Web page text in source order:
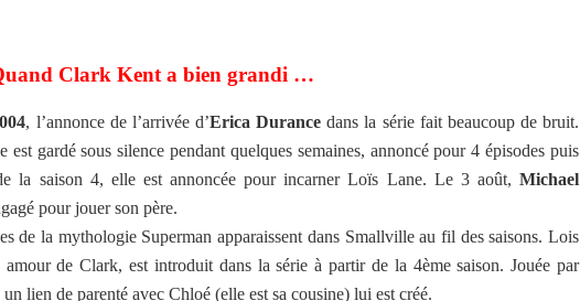
Clark Kent a bien grandi …
, l’annonce de l’arrivée d’Erica Durance dans la série fait beaucoup de bruit.
est gardé sous silence pendant quelques semaines, annoncé pour 4 épisodes puis
la saison 4, elle est annoncée pour incarner Loïs Lane. Le 3 août, Michael
pour jouer son père.
de la mythologie Superman apparaissent dans Smallville au fil des saisons. Lois
de Clark, est introduit dans la série à partir de la 4ème saison. Jouée par
lien de parenté avec Chloé (elle est sa cousine) lui est créé.